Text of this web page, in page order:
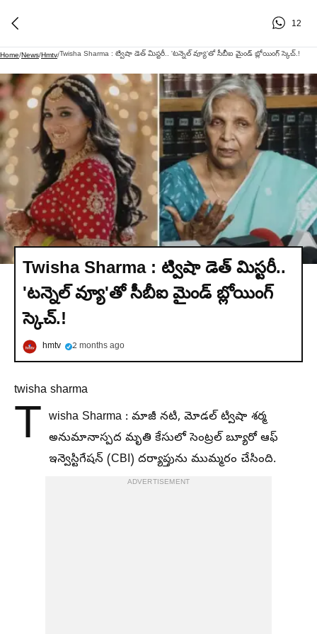
12
Home/News/Hmtv/Twisha Sharma : ట్విషా డెత్ మిస్టరీ.. 'టన్నెల్ వ్యూ'తో సీబీఐ మైండ్ బ్లోయింగ్ స్కెచ్.!
Twisha Sharma : ట్విషా డెత్ మిస్టరీ..
'టన్నెల్ వ్యూ'తో సీబీఐ మైండ్ బ్లోయింగ్
స్కెచ్.!
hmtv 2 months ago
twisha sharma
T wisha Sharma : మాజీ నటి, మోడల్ ట్విషా శర్మ
అనుమానాస్పద మృతి కేసులో సెంట్రల్ బ్యూరో ఆఫ్
ఇన్వెస్టిగేషన్ (CBI) దర్యాప్తును ముమ్మరం చేసింది.
ADVERTISEMENT